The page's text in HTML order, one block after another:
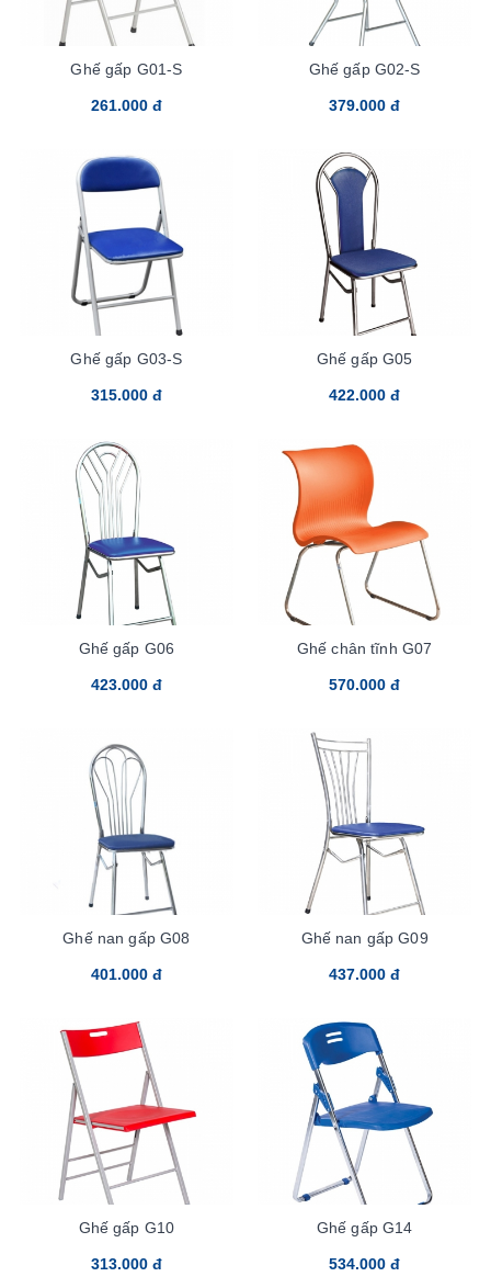
Ghế gấp G01-S
261.000 đ
Ghế gấp G02-S
379.000 đ
Ghế gấp G03-S
315.000 đ
Ghế gấp G05
422.000 đ
Ghế gấp G06
423.000 đ
Ghế chân tĩnh G07
570.000 đ
Ghế nan gấp G08
401.000 đ
Ghế nan gấp G09
437.000 đ
Ghế gấp G10
313.000 đ
Ghế gấp G14
534.000 đ